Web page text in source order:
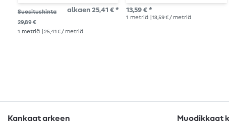
Mulesing-vapaa
Suositushinta
29,89 €
alkaen 25,41 € *
1 metriä | 25,41 € / metriä
13,59 € *
1 metriä | 13,59 € / metriä
Kankaat arkeen Muodikkaat